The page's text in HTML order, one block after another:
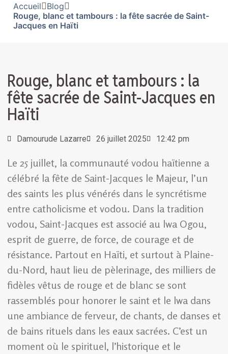
Accueil
Blog
Rouge, blanc et tambours : la fête sacrée de Saint-
Jacques en Haïti
Rouge, blanc et tambours : la
fête sacrée de Saint-Jacques en
Haïti
Damourude Lazarre 26 juillet 2025 12:42 pm
Le 25 juillet, la communauté vodou haïtienne a
célébré la fête de Saint-Jacques le Majeur, l’un
des saints les plus vénérés dans le syncrétisme
entre catholicisme et vodou. Dans la tradition
vodou, Saint-Jacques est associé au lwa Ogou,
esprit de guerre, de force, de courage et de
résistance. Partout en Haïti, et surtout à Plaine-
du-Nord, haut lieu de pèlerinage, des milliers de
fidèles vêtus de rouge et de blanc se sont
rassemblés pour honorer le saint et le lwa dans
une ambiance de ferveur, de chants, de danses et
de bains rituels dans les eaux sacrées. C’est un
moment où le spirituel, l’historique et le